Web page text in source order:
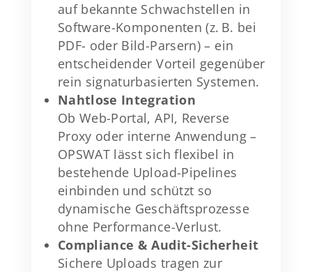
auf bekannte Schwachstellen in
Software-Komponenten (z. B. bei
PDF- oder Bild-Parsern) – ein
entscheidender Vorteil gegenüber
rein signaturbasierten Systemen.
Nahtlose Integration
Ob Web-Portal, API, Reverse
Proxy oder interne Anwendung –
OPSWAT lässt sich flexibel in
bestehende Upload-Pipelines
einbinden und schützt so
dynamische Geschäftsprozesse
ohne Performance-Verlust.
Compliance & Audit-Sicherheit
Sichere Uploads tragen zur